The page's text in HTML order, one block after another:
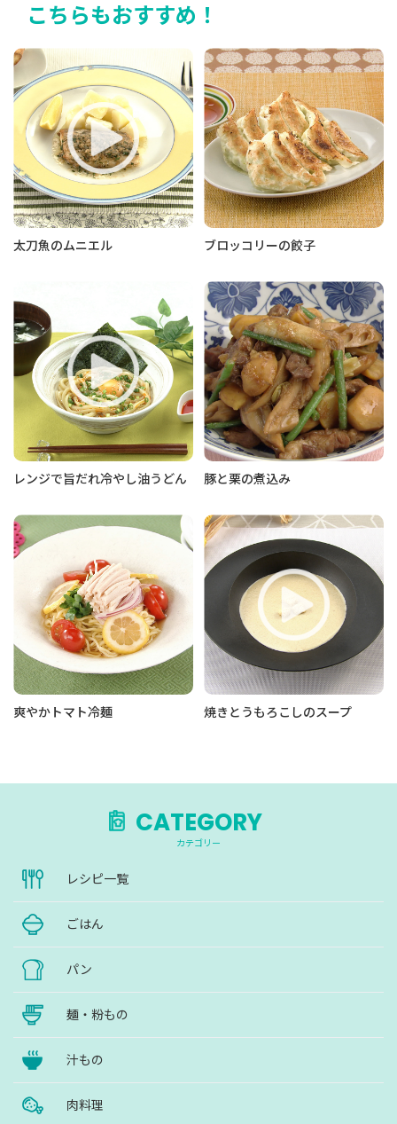
こちらもおすすめ！
太刀魚のムニエル ブロッコリーの餃子
レンジで旨だれ冷やし油うどん 豚と栗の煮込み
爽やかトマト冷麺 焼きとうもろこしのスープ
CATEGORY
カテゴリー
レシピ一覧
ごはん
パン
麺・粉もの
汁もの
肉料理